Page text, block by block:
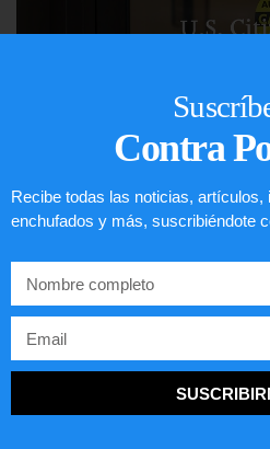
Comunistas no son
EE.UU.
Contra
Recibe todas las noticias,
enchufados y más, suscribiéndote